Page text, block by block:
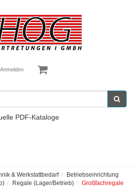
Anmelden
PDF-Kataloge
& Werkstattbedarf
Betriebseinrichtung
Regale (Lager/Betrieb) Großfachregale